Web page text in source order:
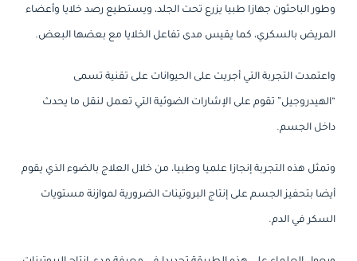
وطور الباحثون جهازا طبيا يزرع تحت الجلد، ويستطيع رصد خلايا وأعضاء
المريض بالسكري، كما يقيس مدى تفاعل الخلايا مع بعضها البعض.
واعتمدت التجربة التي أجريت على الحيوانات على تقنية تسمى
“الهيدروجيل” تقوم على الإشارات الضوئية التي تعمل لنقل ما يحدث
داخل الجسم.
وتمثل هذه التجربة إنجازا علميا وطبيا، من خلال العلاج بالضوء الذي يقوم
أيضا بتحفيز الجسم على إنتاج البروتينات الضرورية لموازنة مستويات
السكر في الدم.